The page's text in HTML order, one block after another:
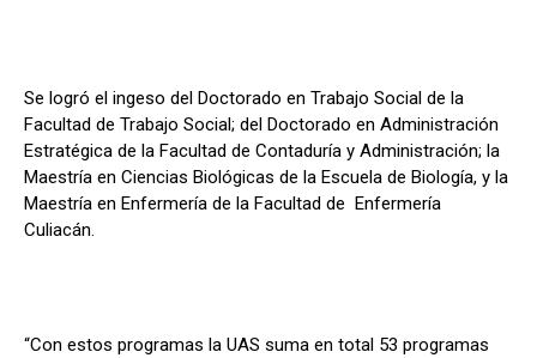
Se logró el ingeso del Doctorado en Trabajo Social de la
Facultad de Trabajo Social; del Doctorado en Administración
Estratégica de la Facultad de Contaduría y Administración; la
Maestría en Ciencias Biológicas de la Escuela de Biología, y la
Maestría en Enfermería de la Facultad de Enfermería
Culiacán.
“Con estos programas la UAS suma en total 53 programas